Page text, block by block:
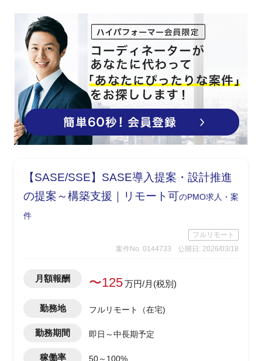
【SASE/SSE】SASE導入提案・設計推進
の提案～構築支援｜リモート可のPMO求人・案
件
フルリモート
案件No. 0144733
公開日: 2026/03/18
月額報酬 〜125万円/月(税別)
勤務地 フルリモート（在宅)
勤務期間 即日～中長期予定
稼働率 50～100%